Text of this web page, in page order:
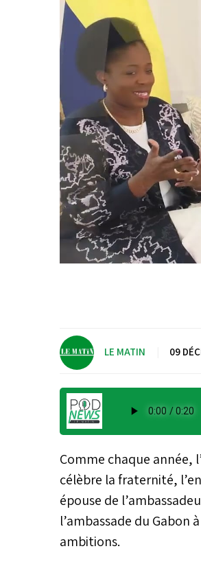
LE MATIN 09
Comme chaque année,
célèbre la fraternité,
épouse de
l’ambassade du
ambitions.